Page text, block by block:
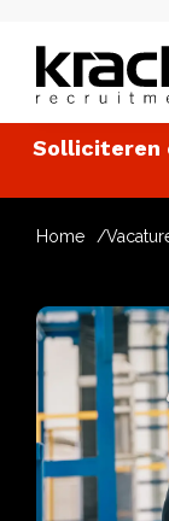
Solliciteren
Home